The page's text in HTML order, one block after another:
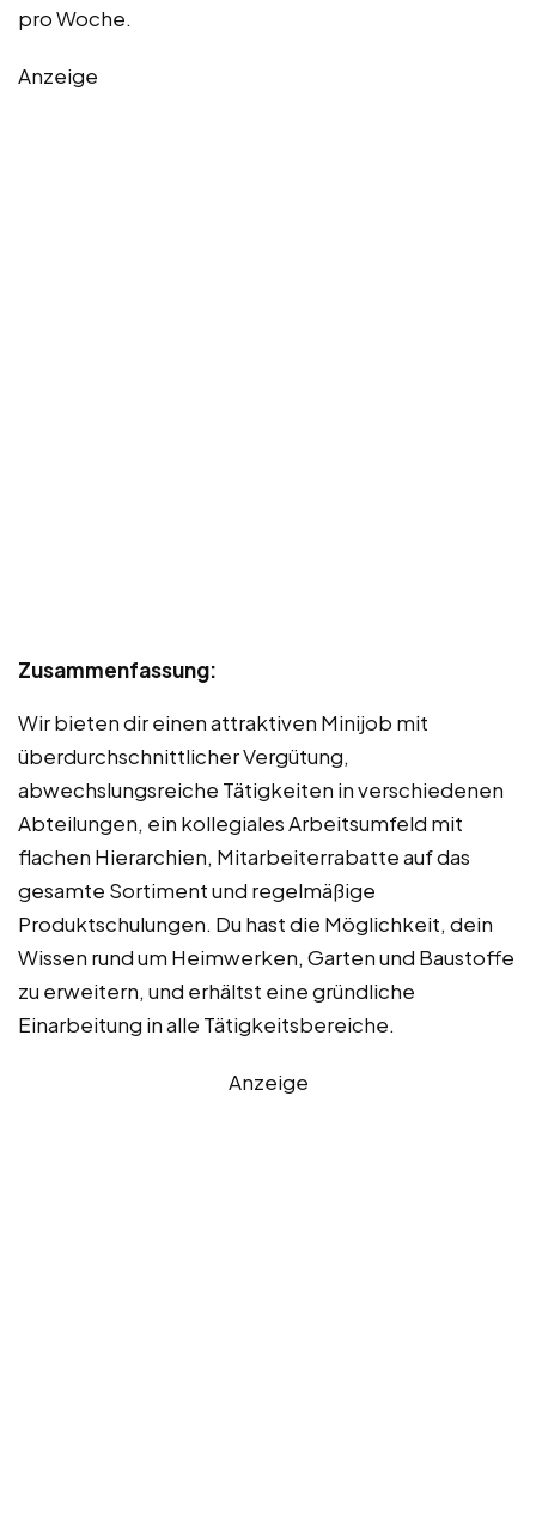
pro Woche.
Anzeige
Zusammenfassung:
Wir bieten dir einen attraktiven Minijob mit
überdurchschnittlicher Vergütung,
abwechslungsreiche Tätigkeiten in verschiedenen
Abteilungen, ein kollegiales Arbeitsumfeld mit
flachen Hierarchien, Mitarbeiterrabatte auf das
gesamte Sortiment und regelmäßige
Produktschulungen. Du hast die Möglichkeit, dein
Wissen rund um Heimwerken, Garten und Baustoffe
zu erweitern, und erhältst eine gründliche
Einarbeitung in alle Tätigkeitsbereiche.
Anzeige